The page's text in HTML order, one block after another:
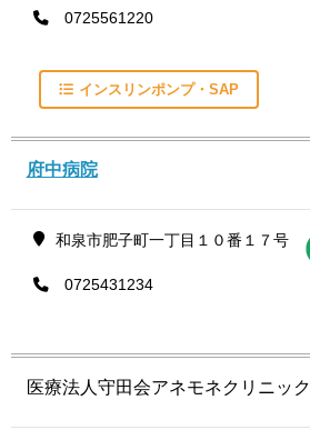
0725561220
インスリンポンプ・SAP
府中病院
和泉市肥子町一丁目１０番１７号
0725431234
医療法人守田会アネモネクリニック